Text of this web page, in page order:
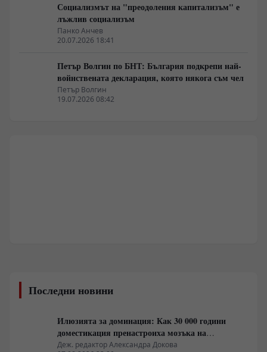
Социализмът на "преодоления капитализъм" е
лъжлив социализъм
Панко Анчев
20.07.2026 18:41
Петър Волгин по БНТ: България подкрепи най-
войнствената декларация, която някога съм чел
Петър Волгин
19.07.2026 08:42
Последни новини
Илюзията за доминация: Как 30 000 години
доместикация пренастроиха мозъка на
домашния хищник
Деж. редактор Александра Докова